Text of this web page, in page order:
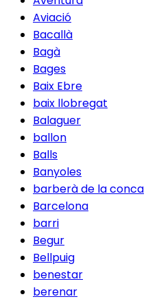
Aviació
Bacallà
Bagà
Bages
Baix Ebre
baix llobregat
Balaguer
ballon
Balls
Banyoles
barberà de la conca
Barcelona
barri
Begur
Bellpuig
benestar
berenar